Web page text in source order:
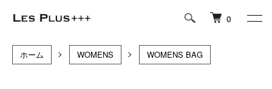
0
ホーム WOMENS WOMENS BAG